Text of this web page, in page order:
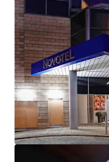
leading
Accor’s
established
Strong market
driven by
demand,
convenient
Enhanced
opportunities
immediately